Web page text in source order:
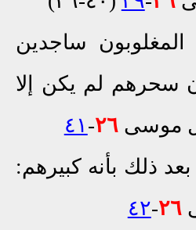
بون ساجدين
سحرهم لم يكن إلا
موسى٢٦- ٤١
ذلك بأنه كبير هم:
٢٦-٤٢